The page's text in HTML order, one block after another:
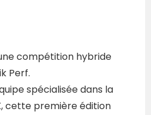
compétition hybride
Perf.
spécialisée dans la
cette première édition